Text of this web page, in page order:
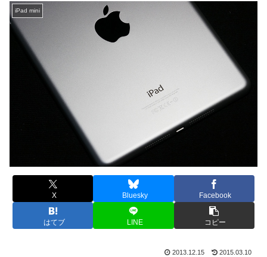
iPad mini
X Bluesky Facebook
はてブ LINE コピー
2013.12.15 2015.03.10